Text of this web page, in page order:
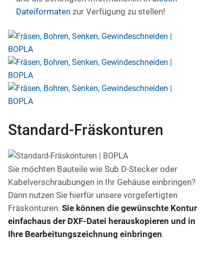
Dateiformaten zur Verfügung zu stellen!
Standard-Fräskonturen
Sie möchten Bauteile wie Sub D-Stecker oder
Kabelverschraubungen in Ihr Gehäuse einbringen?
Dann nutzen Sie hierfür unsere vorgefertigten
Fräskonturen. Sie können die gewünschte Kontur
einfachaus der DXF-Datei herauskopieren und in
Ihre Bearbeitungszeichnung einbringen.